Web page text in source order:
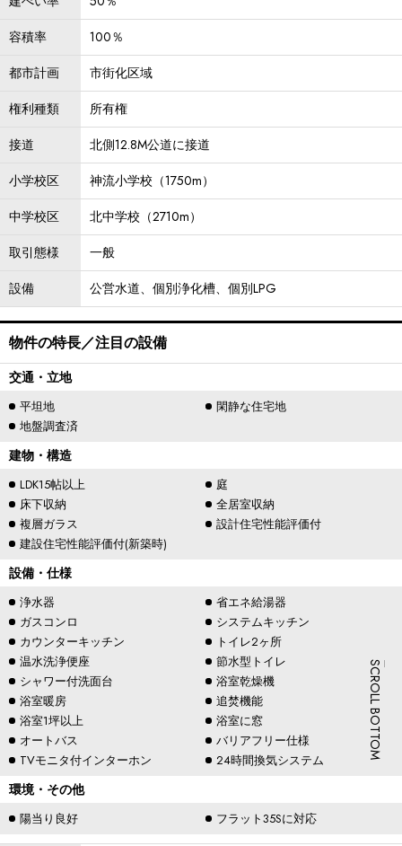
容積率
100％
都市計画
市街化区域
権利種類
所有権
接道
北側12.8M公道に接道
小学校区
神流小学校（1750m）
中学校区
北中学校（2710m）
取引態様
一般
設備
公営水道、個別浄化槽、個別LPG
物件の特長／注目の設備
交通・立地
平坦地
閑静な住宅地
地盤調査済
建物・構造
LDK15帖以上
庭
床下収納
全居室収納
複層ガラス
設計住宅性能評価付
建設住宅性能評価付(新築時)
設備・仕様
浄水器
省エネ給湯器
ガスコンロ
システムキッチン
カウンターキッチン
トイレ2ヶ所
温水洗浄便座
節水型トイレ
シャワー付洗面台
浴室乾燥機
浴室暖房
追焚機能
浴室1坪以上
浴室に窓
オートバス
バリアフリー仕様
TVモニタ付インターホン
24時間換気システム
環境・その他
陽当り良好 フラット35Sに対応
SCROLL BOTTOM